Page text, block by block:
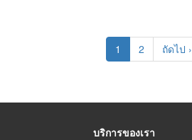
Current
page
1 Page
2
Next
page
ถัดไป ›
บริการของเรา